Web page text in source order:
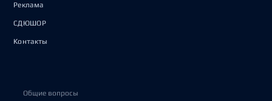
Реклама
СДЮШОР
Контакты
Общие вопросы